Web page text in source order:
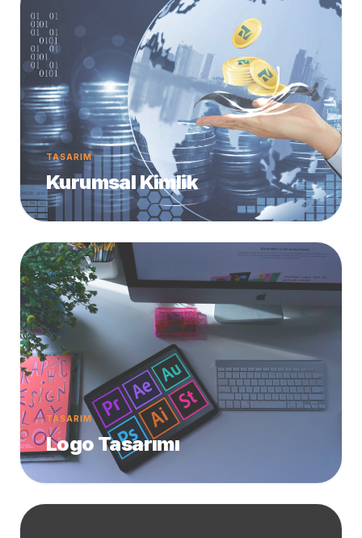
TASARIM
Kurumsal Kimlik
TASARIM
Logo Tasarımı